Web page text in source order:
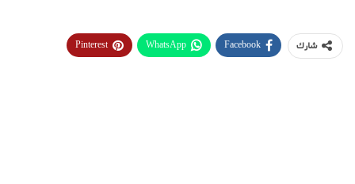
شارك Facebook
WhatsApp
Pinterest